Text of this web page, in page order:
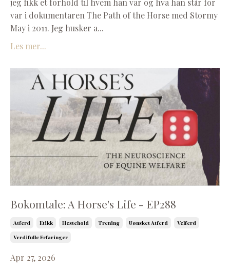
jeg fikk et forhold til hvem han var og hva han står for
var i dokumentaren The Path of the Horse med Stormy
May i 2011. Jeg husker a...
Les mer...
Bokomtale: A Horse's Life - EP288
Atferd Etikk Hestehold Trening Uønsket Atferd
Velferd
Verdifulle Erfaringer
Apr 27, 2026